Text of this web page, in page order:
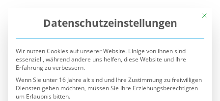
Mit
Datenschutzeinstellungen
Wir nutzen Cookies auf unserer Website. Einige von ihnen sind
essenziell, während andere uns helfen, diese Website und Ihre
Erfahrung zu verbessern.
Wenn Sie unter 16 Jahre alt sind und Ihre Zustimmung zu freiwilligen
Diensten geben möchten, müssen Sie Ihre Erziehungsberechtigten
um Erlaubnis bitten.